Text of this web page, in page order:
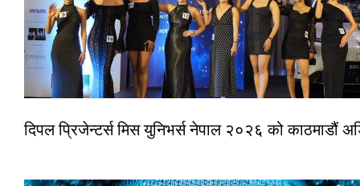
दिपल प्रिजेन्टर्स मिस युनिभर्स नेपाल २०२६ को काठमाडौं